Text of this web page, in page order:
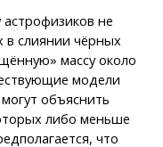
не
в слиянии чёрных
массу около
модели
объяснить
либо меньше
что